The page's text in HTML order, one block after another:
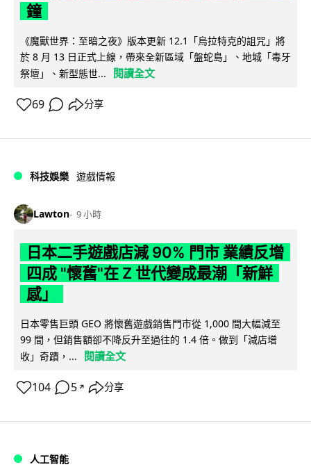
鐘
《魔獸世界：至暗之夜》版本更新 12.1「烏拉特克的詛咒」將
於 8 月 13 日正式上線，帶來全新區域「盤蛇島」、地城「毒牙
祭壇」、新型態世...
閱讀全文
69 分享
科技娛樂 遊戲情報
Lawton 9 小時
日本二手遊戲店減 90% 門市 業績反增
四成 "懷舊"在 Z 世代變成最潮「新鮮
感」
日本零售巨頭 GEO 將懷舊遊戲銷售門市從 1,000 間大幅減至
99 間，但銷售額卻不降反升至過往的 1.4 倍。做到「減店增
收」奇蹟，...
閱讀全文
104 5 ↗ 分享
人工智能